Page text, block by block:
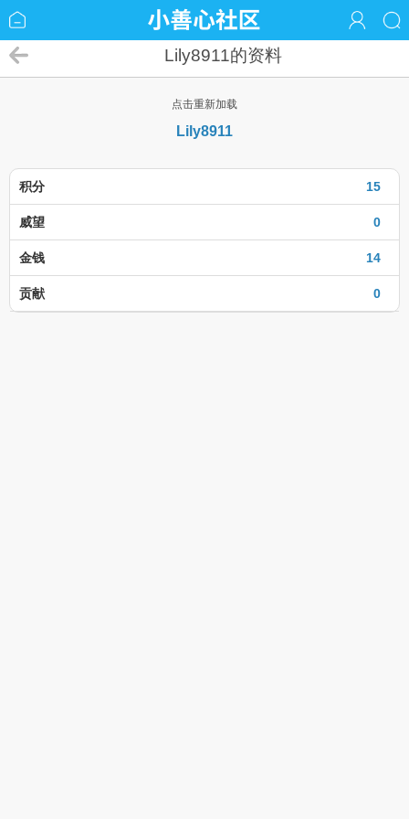
Lily8911的资料
点击重新加载
Lily8911
15
积分
0
威望
14
金钱
0
贡献